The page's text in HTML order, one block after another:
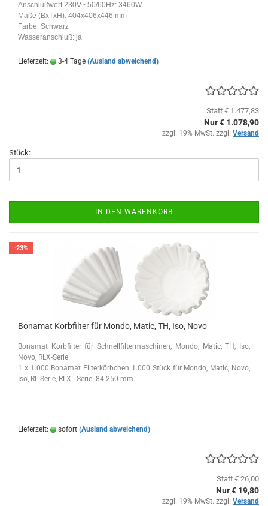
Anschlußwert 230V~ 50/60Hz: 3460W
Maße (BxTxH): 404x406x446 mm
Farbe: Schwarz
Wasseranschluß: ja
Lieferzeit: 3-4 Tage (Ausland abweichend)
Statt € 1.477,83
Nur € 1.078,90
zzgl. 19% MwSt. zzgl. Versand
Stück:
IN DEN WARENKORB
-23%
Bonamat Korbfilter für Mondo, Matic, TH, Iso, Novo
Bonamat Korbfilter für Schnellfiltermaschinen, Mondo, Matic, TH, Iso,
Novo, RLX-Serie
1 x 1.000 Bonamat Filterkörbchen 1.000 Stück für Mondo, Matic, Novo,
Iso, RL-Serie, RLX - Serie- 84-250 mm.
Lieferzeit: sofort (Ausland abweichend)
Statt € 26,00
Nur € 19,80
zzgl. 19% MwSt. zzgl. Versand